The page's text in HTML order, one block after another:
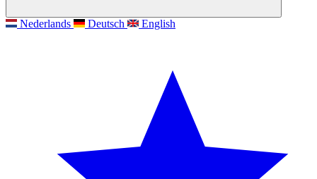
Nederlands Deutsch English